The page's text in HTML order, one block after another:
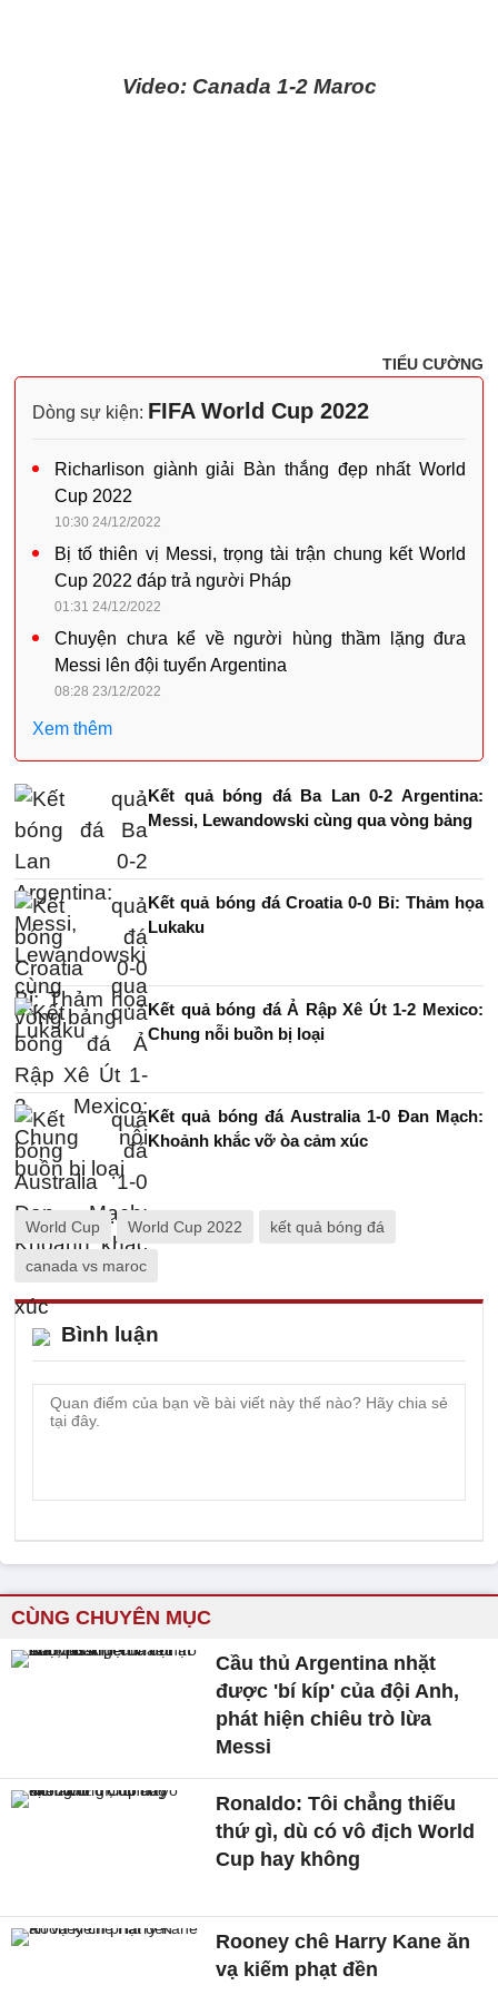
Video: Canada 1-2 Maroc
TIỂU CƯỜNG
Dòng sự kiện: FIFA World Cup 2022
Richarlison giành giải Bàn thắng đẹp nhất World
Cup 2022
10:30 24/12/2022
Bị tố thiên vị Messi, trọng tài trận chung kết World
Cup 2022 đáp trả người Pháp
01:31 24/12/2022
Chuyện chưa kể về người hùng thầm lặng đưa
Messi lên đội tuyển Argentina
08:28 23/12/2022
Xem thêm
Kết quả bóng đá Ba Lan 0-2 Argentina:
Messi, Lewandowski cùng qua vòng bảng
Kết quả bóng đá Croatia 0-0 Bỉ: Thảm họa
Lukaku
Kết quả bóng đá Ả Rập Xê Út 1-2 Mexico:
Chung nỗi buồn bị loại
Kết quả bóng đá Australia 1-0 Đan Mạch:
Khoảnh khắc vỡ òa cảm xúc
World Cup World Cup 2022 kết quả bóng đá
canada vs maroc
Bình luận
CÙNG CHUYÊN MỤC
Cầu thủ Argentina nhặt
được 'bí kíp' của đội Anh,
phát hiện chiêu trò lừa
Messi
Ronaldo: Tôi chẳng thiếu
thứ gì, dù có vô địch World
Cup hay không
Rooney chê Harry Kane ăn
vạ kiếm phạt đền